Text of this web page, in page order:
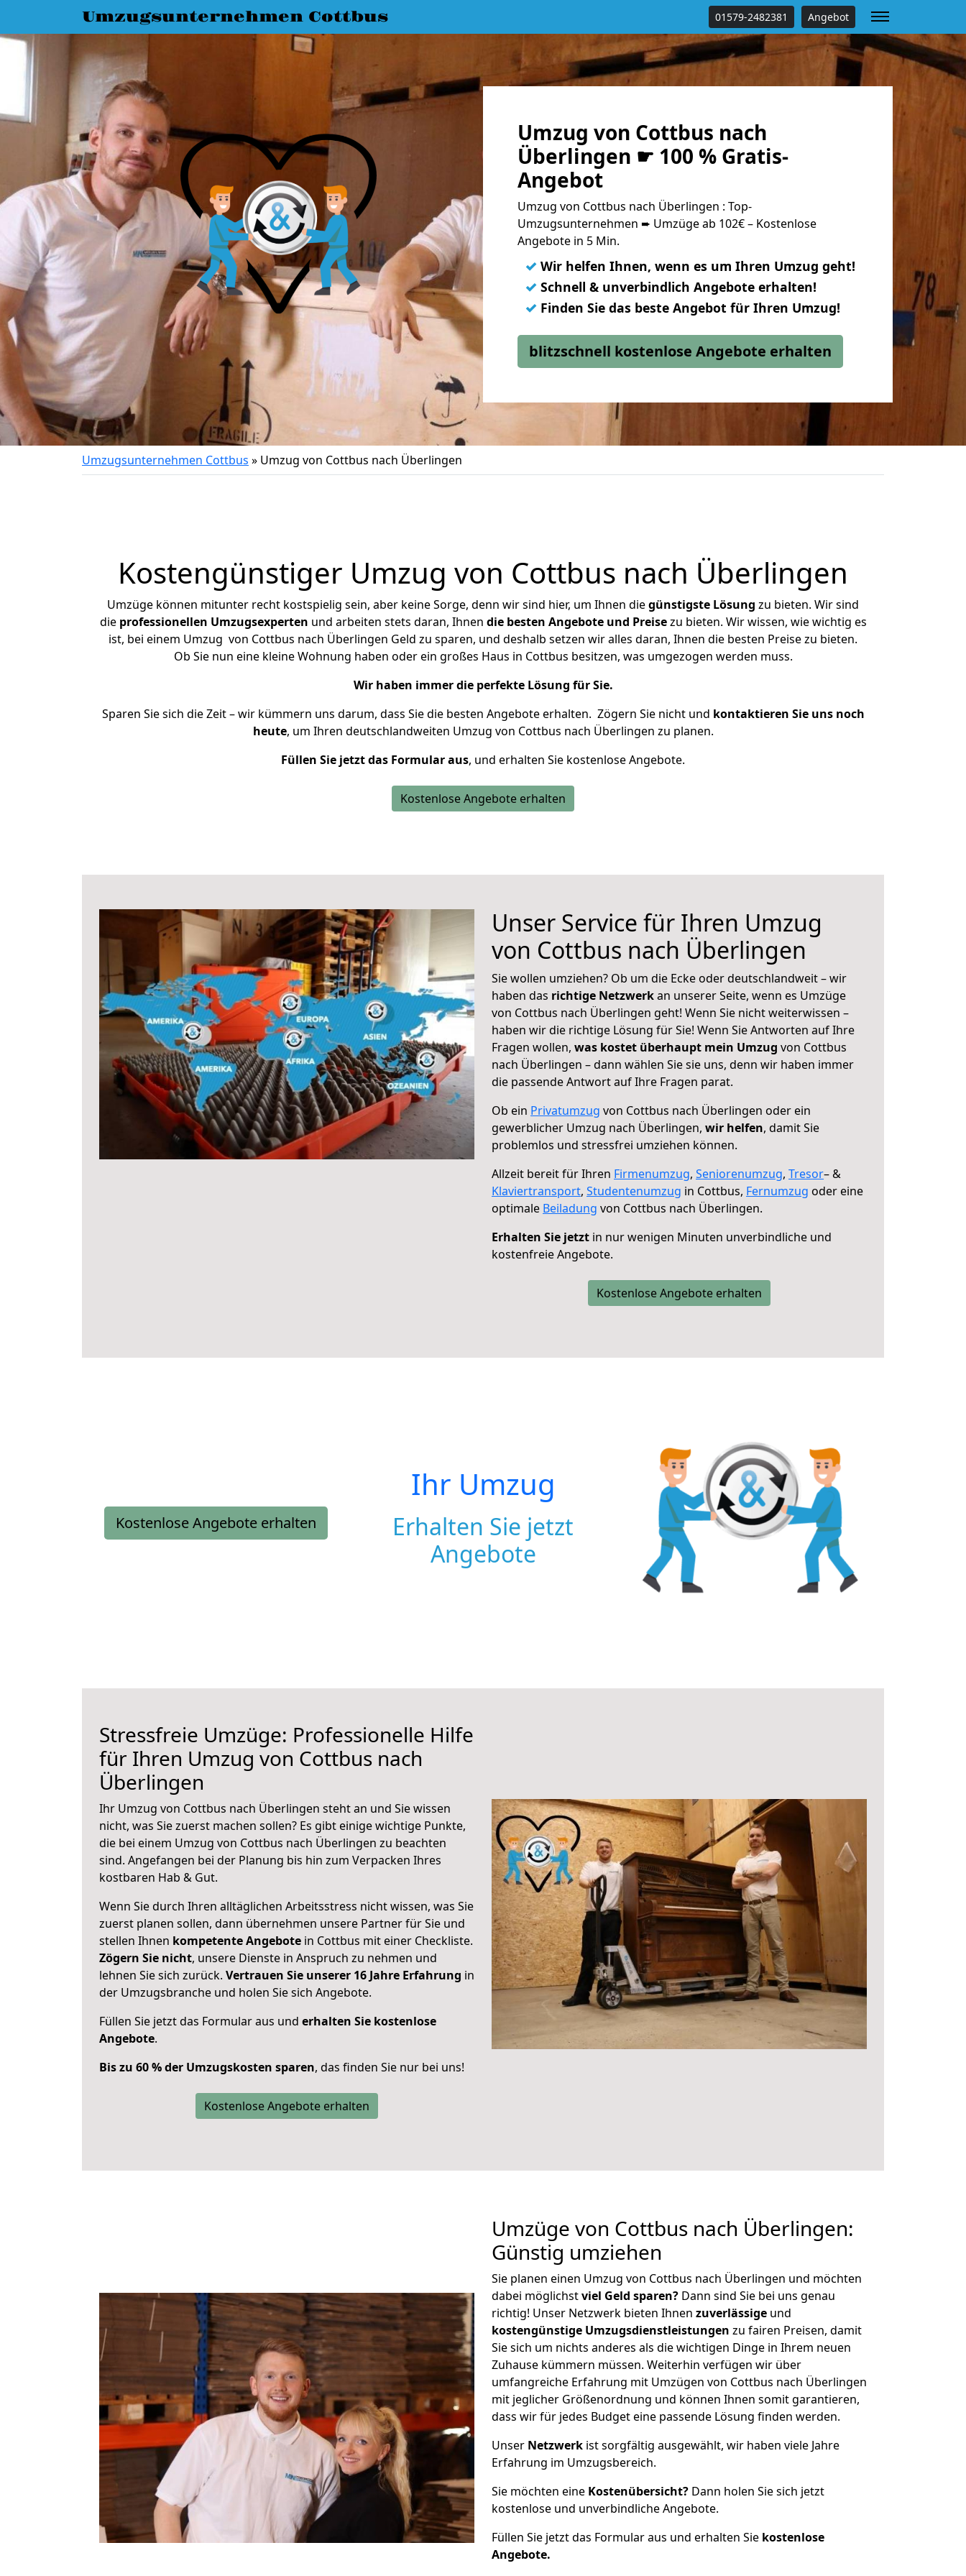
Umzugsunternehmen Cottbus 01579-2482381 Angebot
Umzug von Cottbus nach
Überlingen ☛ 100 % Gratis-
Angebot
Umzug von Cottbus nach Überlingen : Top-
Umzugsunternehmen ➨ Umzüge ab 102€ – Kostenlose
Angebote in 5 Min.
✓ Wir helfen Ihnen, wenn es um Ihren Umzug geht!
✓ Schnell & unverbindlich Angebote erhalten!
✓ Finden Sie das beste Angebot für Ihren Umzug!
blitzschnell kostenlose Angebote erhalten
Umzugsunternehmen Cottbus » Umzug von Cottbus nach Überlingen
Kostengünstiger Umzug von Cottbus nach Überlingen
Umzüge können mitunter recht kostspielig sein, aber keine Sorge, denn wir sind hier, um Ihnen diegünstigste Lösung zu bieten. Wir sind
die professionellen Umzugsexperten und arbeiten stets daran, Ihnen die besten Angebote und Preisezu bieten. Wir wissen, wie wichtig es
ist, bei einem Umzug von Cottbus nach Überlingen Geld zu sparen, und deshalb setzen wir alles daran, Ihnen die besten Preise zu bieten.
Ob Sie nun eine kleine Wohnung haben oder ein großes Haus in Cottbus besitzen, was umgezogen werden muss.
Wir haben immer die perfekte Lösung für Sie.
Sparen Sie sich die Zeit – wir kümmern uns darum, dass Sie die besten Angebote erhalten. Zögern Sie nicht und kontaktieren Sie uns noch
heute, um Ihren deutschlandweiten Umzug von Cottbus nach Überlingen zu planen.
Füllen Sie jetzt das Formular aus, und erhalten Sie kostenlose Angebote.
Kostenlose Angebote erhalten
Unser Service für Ihren Umzug
von Cottbus nach Überlingen
Sie wollen umziehen? Ob um die Ecke oder deutschlandweit – wir
haben das richtige Netzwerkan unserer Seite, wenn es Umzüge
von Cottbus nach Überlingen geht! Wenn Sie nicht weiterwissen –
haben wir die richtige Lösung für Sie! Wenn Sie Antworten auf Ihre
Fragen wollen, was kostet überhaupt mein Umzug von Cottbus
nach Überlingen – dann wählen Sie sie uns, denn wir haben immer
die passende Antwort auf Ihre Fragen parat.
Ob ein Privatumzug von Cottbus nach Überlingen oder ein
gewerblicher Umzug nach Überlingen, wir helfen, damit Sie
problemlos und stressfrei umziehen können.
Allzeit bereit für Ihren Firmenumzug, Seniorenumzug, Tresor– &
Klaviertransport, Studentenumzug in Cottbus, Fernumzug oder eine
optimale Beiladung von Cottbus nach Überlingen.
Erhalten Sie jetzt in nur wenigen Minuten unverbindliche und
kostenfreie Angebote.
Kostenlose Angebote erhalten
Kostenlose Angebote erhalten
Ihr Umzug
Erhalten Sie jetzt
Angebote
Stressfreie Umzüge: Professionelle Hilfe
für Ihren Umzug von Cottbus nach
Überlingen
Ihr Umzug von Cottbus nach Überlingen steht an und Sie wissen
nicht, was Sie zuerst machen sollen? Es gibt einige wichtige Punkte,
die bei einem Umzug von Cottbus nach Überlingen zu beachten
sind. Angefangen bei der Planung bis hin zum Verpacken Ihres
kostbaren Hab & Gut.
Wenn Sie durch Ihren alltäglichen Arbeitsstress nicht wissen, was Sie
zuerst planen sollen, dann übernehmen unsere Partner für Sie und
stellen Ihnen kompetente Angebote in Cottbus mit einer Checkliste.
Zögern Sie nicht, unsere Dienste in Anspruch zu nehmen und
lehnen Sie sich zurück. Vertrauen Sie unserer 16 Jahre Erfahrung in
der Umzugsbranche und holen Sie sich Angebote.
Füllen Sie jetzt das Formular aus und erhalten Sie kostenlose
Angebote.
Bis zu 60 % der Umzugskosten sparen, das finden Sie nur bei uns!
Kostenlose Angebote erhalten
Umzüge von Cottbus nach Überlingen:
Günstig umziehen
Sie planen einen Umzug von Cottbus nach Überlingen und möchten
dabei möglichstviel Geld sparen? Dann sind Sie bei uns genau
richtig! Unser Netzwerk bieten Ihnen zuverlässige und
kostengünstige Umzugsdienstleistungen zu fairen Preisen, damit
Sie sich um nichts anderes als die wichtigen Dinge in Ihrem neuen
Zuhause kümmern müssen. Weiterhin verfügen wir über
umfangreiche Erfahrung mit Umzügen von Cottbus nach Überlingen
mit jeglicher Größenordnung und können Ihnen somit garantieren,
dass wir für jedes Budget eine passende Lösung finden werden.
Unser Netzwerk ist sorgfältig ausgewählt, wir haben viele Jahre
Erfahrung im Umzugsbereich.
Sie möchten eine Kostenübersicht? Dann holen Sie sich jetzt
kostenlose und unverbindliche Angebote.
Füllen Sie jetzt das Formular aus und erhalten Sie kostenlose
Angebote.